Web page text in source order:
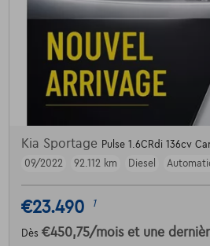
Kia Sportage Pulse 1.6CRdi 136cv
09/2022
92.112 km Diesel
€23.490 1
Dès €450,75/mois et une